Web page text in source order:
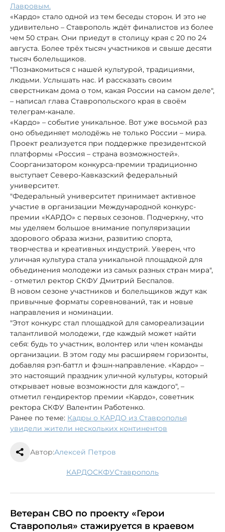
Лавровым.
«Кардо» стало одной из тем беседы сторон. И это не
удивительно – Ставрополь ждёт финалистов из более
чем 50 стран. Они приедут в столицу края с 20 по 24
августа. Более трёх тысяч участников и свыше десяти
тысяч болельщиков.
"Познакомиться с нашей культурой, традициями,
людьми. Услышать нас. И рассказать своим
сверстникам дома о том, какая России на самом деле",
– написал глава Ставропольского края в своём
телеграм-канале.
«Кардо» – событие уникальное. Вот уже восьмой раз
оно объединяет молодёжь не только России – мира.
Проект реализуется при поддержке президентской
платформы «Россия – страна возможностей».
Соорганизатором конкурса-премии традиционно
выступает Северо-Кавказский федеральный
университет.
"Федеральный университет принимает активное
участие в организации Международной конкурс-
премии «КАРДО» с первых сезонов. Подчеркну, что
мы уделяем большое внимание популяризации
здорового образа жизни, развитию спорта,
творчества и креативных индустрий. Уверен, что
уличная культура стала уникальной площадкой для
объединения молодежи из самых разных стран мира",
- отметил ректор СКФУ Дмитрий Беспалов.
В новом сезоне участников и болельщиков ждут как
привычные форматы соревнований, так и новые
направления и номинации.
"Этот конкурс стал площадкой для самореализации
талантливой молодежи, где каждый может найти
себя: будь то участник, волонтер или член команды
организации. В этом году мы расширяем горизонты,
добавляя рэп-баттл и фэшн-направление. «Кардо» –
это настоящий праздник уличной культуры, который
открывает новые возможности для каждого", –
отметил гендиректор премии «Кардо», советник
ректора СКФУ Валентин Работенко.
Ранее по теме: Кадры о КАРДО из Ставрополья
увидели жители нескольких континентов
Автор:Алексей Петров
КАРДО СКФУ Ставрополь
Ветеран СВО по проекту «Герои
Ставрополья» стажируется в краевом